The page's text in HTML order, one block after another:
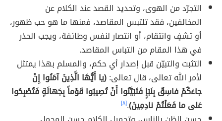
التجرّد من الهوى، وتحديد القصد عند الكلام عن
المخالفين، فقد تلتبس المقاصد، فمنها ما هو حب ظهور،
أو تشفٍ وانتقام، أو انتصار لنفس وطائفة، ويجب الحذر
في هذا المقام من التباس المقاصد.
التثبت والتبيّن قبل إصدار أي حكم، والمسلم بهذا يمتثل
لأمر الله تعالى، قال تعالى:(يا أَيُّهَا الَّذِينَ آمَنُوا إِنْ
جاءَكُمْ فاسِقٌ بِنَبَإٍ فَتَبَيَّنُوا أَنْ تُصِيبُوا قَوْماً بِجَهالَةٍ فَتُصْبِحُوا
عَلى ما فَعَلْتُمْ نادِمِينَ).[٨]